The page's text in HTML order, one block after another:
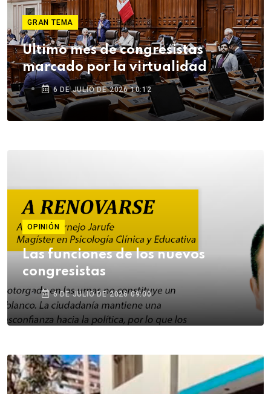
GRAN TEMA
Último mes de congresistas
marcado por la virtualidad
6 DE JULIO DE 2026 10:12
OPINIÓN
Las funciones de los nuevos
congresistas
6 DE JULIO DE 2026 09:00